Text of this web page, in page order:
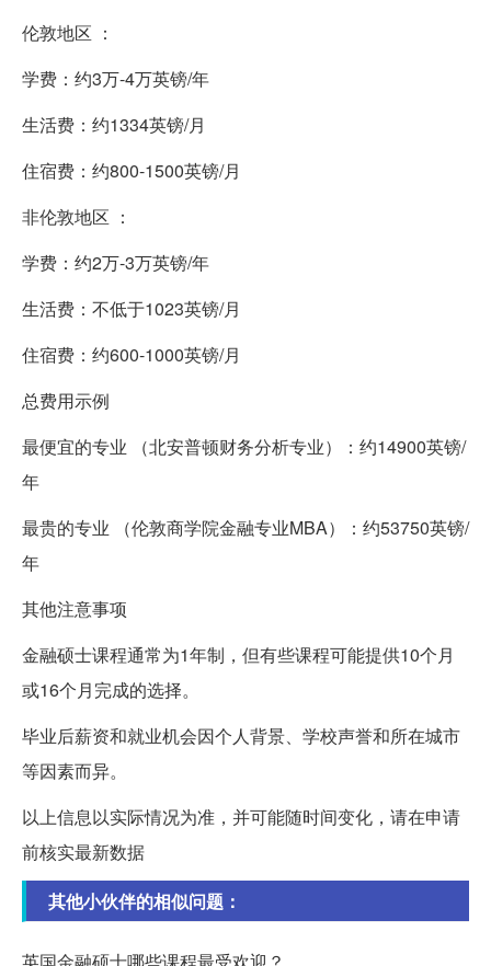
伦敦地区 ：
学费：约3万-4万英镑/年
生活费：约1334英镑/月
住宿费：约800-1500英镑/月
非伦敦地区 ：
学费：约2万-3万英镑/年
生活费：不低于1023英镑/月
住宿费：约600-1000英镑/月
总费用示例
最便宜的专业 （北安普顿财务分析专业）：约14900英镑/
年
最贵的专业 （伦敦商学院金融专业MBA）：约53750英镑/
年
其他注意事项
金融硕士课程通常为1年制，但有些课程可能提供10个月
或16个月完成的选择。
毕业后薪资和就业机会因个人背景、学校声誉和所在城市
等因素而异。
以上信息以实际情况为准，并可能随时间变化，请在申请
前核实最新数据
其他小伙伴的相似问题：
英国金融硕士哪些课程最受欢迎？